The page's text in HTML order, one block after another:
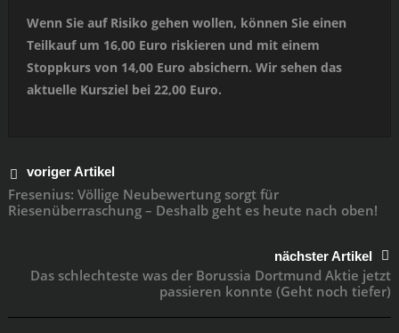
Wenn Sie auf Risiko gehen wollen, können Sie einen
Teilkauf um 16,00 Euro riskieren und mit einem
Stoppkurs von 14,00 Euro absichern. Wir sehen das
aktuelle Kursziel bei 22,00 Euro.
voriger Artikel
Fresenius: Völlige Neubewertung sorgt für
Riesenüberraschung – Deshalb geht es heute nach oben!
nächster Artikel
Das schlechteste was der Borussia Dortmund Aktie jetzt
passieren konnte (Geht noch tiefer)